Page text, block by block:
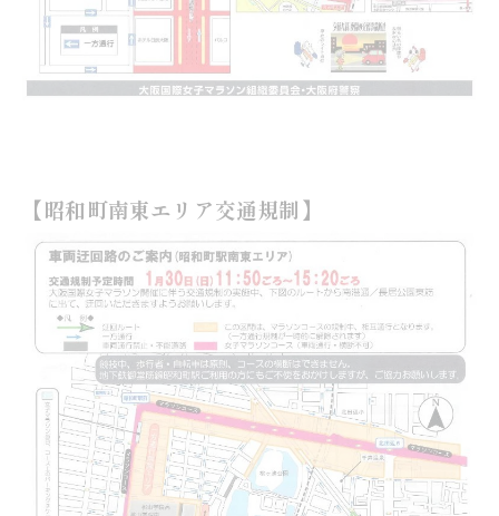
【昭和町南東エリア交通規制】